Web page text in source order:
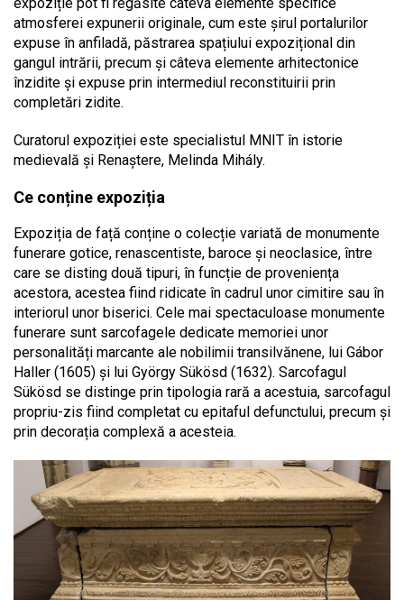
atmosferei expunerii originale, cum este șirul portalurilor
expuse în anfiladă, păstrarea spațiului expozițional din
gangul intrării, precum și câteva elemente arhitectonice
înzidite și expuse prin intermediul reconstituirii prin
completări zidite.
Curatorul expoziției este specialistul MNIT în istorie
medievală și Renaștere, Melinda Mihály.
Ce conține expoziția
Expoziția de față conține o colecție variată de monumente
funerare gotice, renascentiste, baroce și neoclasice, între
care se disting două tipuri, în funcție de proveniența
acestora, acestea fiind ridicate în cadrul unor cimitire sau în
interiorul unor biserici. Cele mai spectaculoase monumente
funerare sunt sarcofagele dedicate memoriei unor
personalități marcante ale nobilimii transilvănene, lui Gábor
Haller (1605) și lui György Sükösd (1632). Sarcofagul
Sükösd se distinge prin tipologia rară a acestuia, sarcofagul
propriu-zis fiind completat cu epitaful defunctului, precum și
prin decorația complexă a acesteia.